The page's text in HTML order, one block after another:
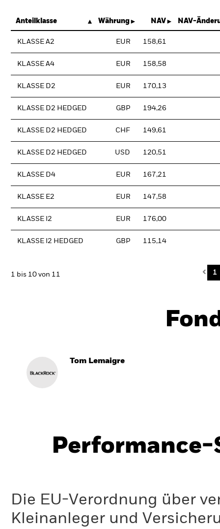
Anteilklasse Währung NAV NAV-
KLASSE A2 EUR 158,61
KLASSE A4 EUR 158,58
KLASSE D2 EUR 170,13
KLASSE D2 HEDGED GBP 194,26
KLASSE D2 HEDGED CHF 149,61
KLASSE D2 HEDGED USD 120,51
KLASSE D4 EUR 167,21
KLASSE E2 EUR 147,58
KLASSE I2 EUR 176,00
KLASSE I2 HEDGED GBP 115,14
1 bis 10 von 11 1
Tom Lemaigre
Performance-
Die EU-Verordnung über
Kleinanleger und